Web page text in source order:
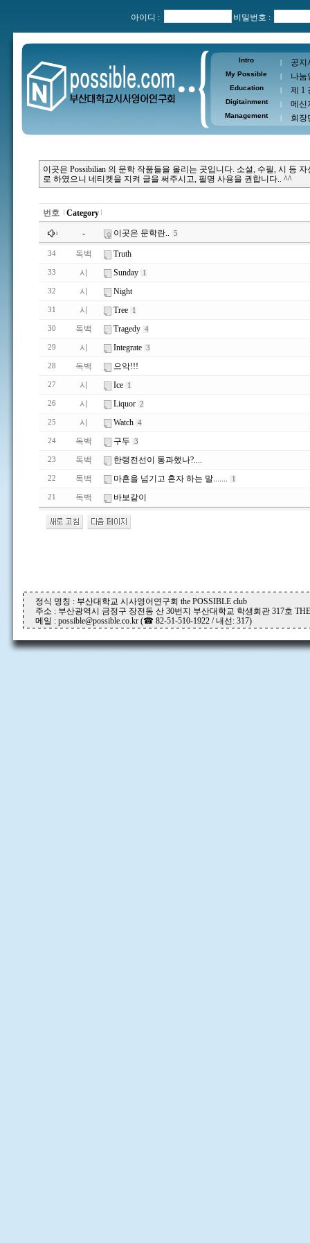
아이디 : 비밀번호 :
Intro | 공지
My Possible | 나눔
Education | 제 1
Digitainment | 메신
Management | 회장
이곳은 Possibilian 의 문학 작품들을 올리는 곳입니다. 소설, 수필, 시 등
로 하였으니 네티켓을 지켜 글을 써주시고, 필명 사용을 권합니다.. ^^
번호 Category
- 이곳은 문학란.. 5
34 독백 Truth
33 시 Sunday 1
32 시 Night
31 시 Tree 1
30 독백 Tragedy 4
29 시 Integrate 3
28 독백 으악!!!
27 시 Ice 1
26 시 Liquor 2
25 시 Watch 4
24 독백 구두 3
23 독백 한랭전선이 통과했나?....
22 독백 마흔을 넘기고 혼자 하는 말....... 1
21 독백 바보같이
정식 명칭 : 부산대학교 시사영어연구회 the POSSIBLE club
주소 : 부산광역시 금정구 장전동 산 30번지 부산대학교 학생회관 317호
메일 : possible@possible.co.kr (☎ 82-51-510-1922 / 내선: 317)